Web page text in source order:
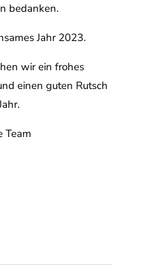
bedanken.
Jahr 2023.
wir ein frohes
einen guten Rutsch
Team